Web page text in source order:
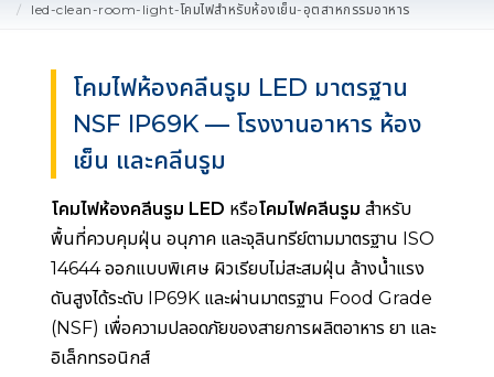
SERVICE
PROJECT REFERENCE
CONTACT US
LUX CALCULATOR
led-clean-room-light-โคมไฟสำหรับห้องเย็น-อุตสาหกรรมอาหาร
โคมไฟห้องคลีนรูม LED มาตรฐาน
NSF IP69K — โรงงานอาหาร ห้อง
เย็น และคลีนรูม
โคมไฟห้องคลีนรูม LED หรือโคมไฟคลีนรูม สำหรับ
พื้นที่ควบคุมฝุ่น อนุภาค และจุลินทรีย์ตามมาตรฐาน ISO
14644 ออกแบบพิเศษ ผิวเรียบไม่สะสมฝุ่น ล้างน้ำแรง
ดันสูงได้ระดับ IP69K และผ่านมาตรฐาน Food Grade
(NSF) เพื่อความปลอดภัยของสายการผลิตอาหาร ยา และ
อิเล็กทรอนิกส์